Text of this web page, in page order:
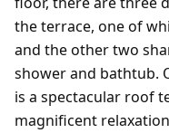
the terrace, one of
and the other two
shower and bathtub.
is a spectacular roof
magnificent